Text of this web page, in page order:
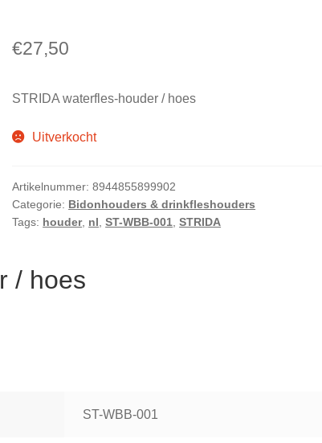
€27,50
STRIDA waterfles-houder / hoes
Uitverkocht
Artikelnummer:8944855899902
Categorie: Bidonhouders & drinkfleshouders
Tags: houder, nl ,ST-WBB-001 ,STRIDA
/ hoes
ST-WBB-001